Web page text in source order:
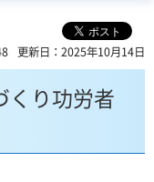
更新日：2025年10月14日
くり功労者